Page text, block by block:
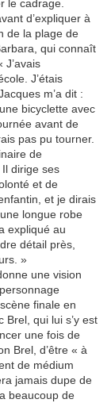
le cadrage.
d’expliquer à
de la plage de
qui connaît
J’étais
m’a dit :
bicyclette avec
avant de
pas pu tourner.
de
dirige ses
et de
et je dirais
longue robe
expliqué au
détail près,
»
une vision
finale en
Brel, qui lui s’y est
une fois de
Brel, d’être « à
de médium
jamais dupe de
beaucoup de